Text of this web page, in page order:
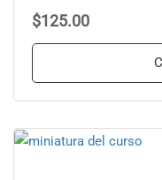
$125.00